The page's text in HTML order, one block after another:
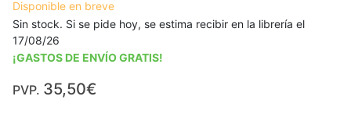
Disponible en breve
Sin stock. Si se pide hoy, se estima recibir en la librería el
17/08/26
¡GASTOS DE ENVÍO GRATIS!
PVP. 35,50€